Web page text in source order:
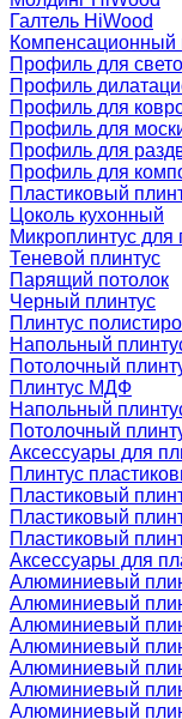
Галтель HiWood
Компенсационный
Профиль для
Профиль
Профиль для
Профиль для
Профиль для
Профиль для
Пластиковый
Цоколь кухонный
Микроплинтус для
Теневой плинтус
Парящий потолок
Черный плинтус
Плинтус
Напольный
Потолочный
Плинтус МДФ
Напольный
Потолочный
Аксессуары для
Плинтус
Пластиковый
Пластиковый
Пластиковый
Аксессуары для
Алюминиевый
Алюминиевый
Алюминиевый
Алюминиевый
Алюминиевый
Алюминиевый
Алюминиевый